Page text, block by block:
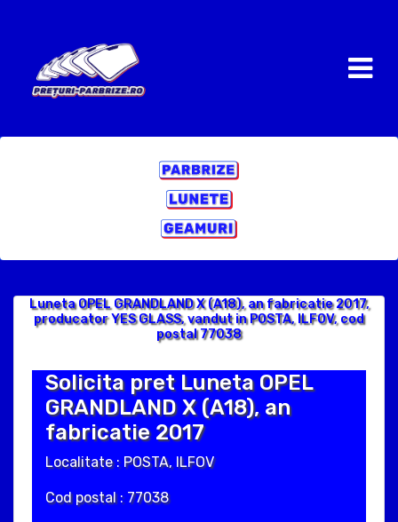
Luneta OPEL GRANDLAND X (A18), an fabricatie 2017,
producator YES GLASS, vandut in POSTA, ILFOV, cod
postal 77038
Solicita pret Luneta OPEL
GRANDLAND X (A18), an
fabricatie 2017
Localitate : POSTA, ILFOV
Cod postal : 77038